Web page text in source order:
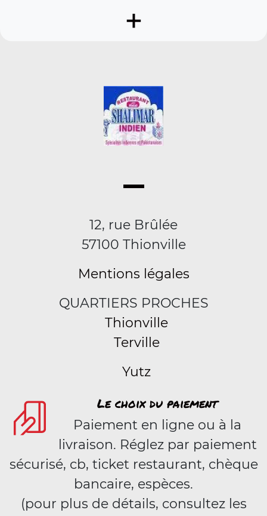
+
12, rue Brûlée
57100 Thionville
Mentions légales
QUARTIERS PROCHES
Thionville
Terville
Yutz
Le choix du paiement
Paiement en ligne ou à la
livraison. Réglez par paiement
sécurisé, cb, ticket restaurant, chèque
bancaire, espèces.
(pour plus de détails, consultez les